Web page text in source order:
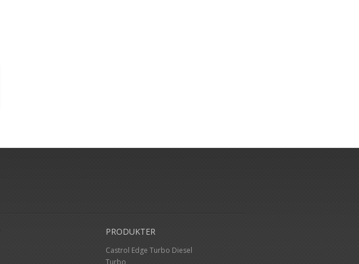
PRODUKTER
Castrol Edge Turbo Diesel
Turbo